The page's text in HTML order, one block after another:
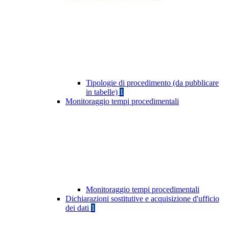
Tipologie di procedimento (da pubblicare
in tabelle) 1
Monitoraggio tempi procedimentali
Monitoraggio tempi procedimentali
Dichiarazioni sostitutive e acquisizione d'ufficio
dei dati 1